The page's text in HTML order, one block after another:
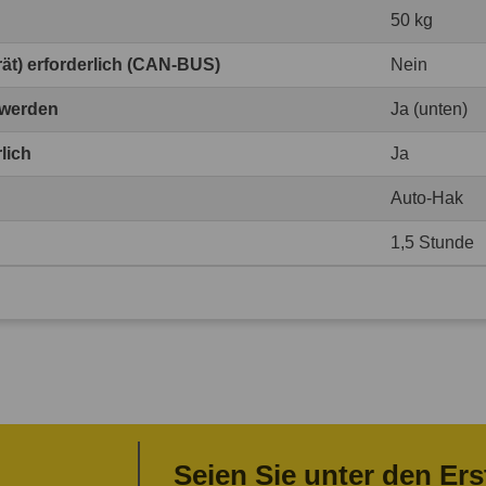
50 kg
erforderlich (CAN-BUS) Nein
Ja (unten)
Ja
Auto-Hak
1,5 Stunde
Seien Sie unter den